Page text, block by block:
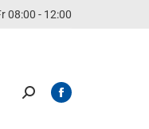
08:00 - 12:00
Search:Facebook